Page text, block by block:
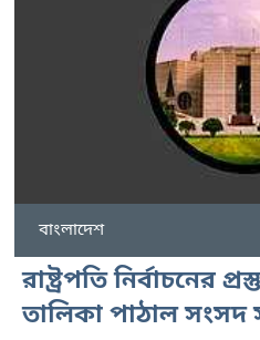
বাংলাদেশ
রাষ্ট্রপতি নির্বাচনের
তালিকা পাঠাল সংসদ